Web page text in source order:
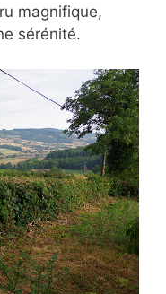
magnifique,
sérénité.